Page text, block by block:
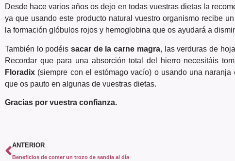
Desde hace varios años os dejo en todas vuestras dietas la
ya que usando este producto natural vuestro organismo recibe
la formación glóbulos rojos y hemoglobina que os ayudará a
También lo podéissacar de la carne magra, las verduras de
Recordar que para una absorción total del hierro necesitáis
Floradix (siempre con el estómago vacío) o usando una
que os pauto en algunas de vuestras dietas.
Gracias por vuestra confianza.
ANTERIOR
Beneficios de comer un trozo de sandia al día